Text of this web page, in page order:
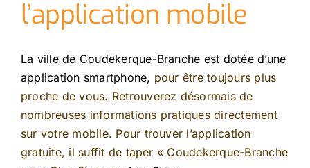
l’application mobile
La ville de Coudekerque-Branche est dotée d’une
application smartphone, pour être toujours plus
proche de vous. Retrouverez désormais de
nombreuses informations pratiques directement
sur votre mobile. Pour trouver l’application
gratuite, il suffit de taper « Coudekerque-Branche